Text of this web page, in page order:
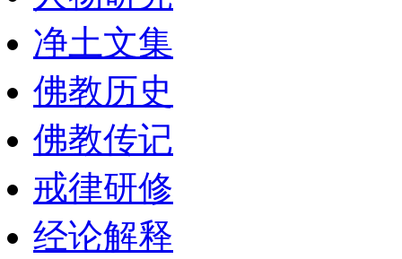
净土文集
佛教历史
佛教传记
戒律研修
经论解释